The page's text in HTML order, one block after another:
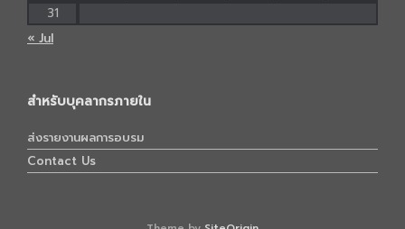
31
« Jul
สำหรับบุคลากรภายใน
ส่งรายงานผลการอบรม
Contact Us